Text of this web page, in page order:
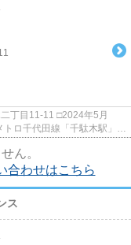
□2024年5月
ん。
合わせはこちら
ス